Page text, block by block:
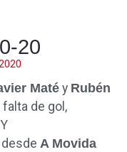
20
Matéy Rubén
falta de gol,
A Movida